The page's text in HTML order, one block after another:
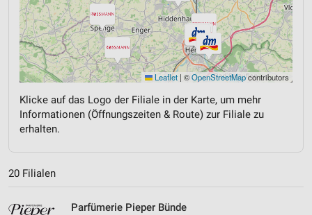
Leaflet | ©OpenStreetMapcontributors
Klicke auf das Logo der Filiale in der Karte, um mehr
Informationen (Öffnungszeiten & Route) zur Filiale zu
erhalten.
20 Filialen
Parfümerie Pieper Bünde